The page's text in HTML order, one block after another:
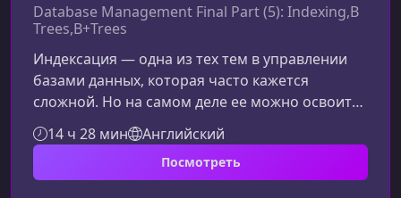
Database Management Final Part (5): Indexing,B
Trees,B+Trees
Индексация — одна из тех тем в управлении
базами данных, которая часто кажется
сложной. Но на самом деле ее можно освоить
легко и последовательно. В этом курсе вы шаг
за шагом разберётесь с принципами
индексов, научитесь уверенно работать с B-
14 ч 28 мин Английский
Посмотреть